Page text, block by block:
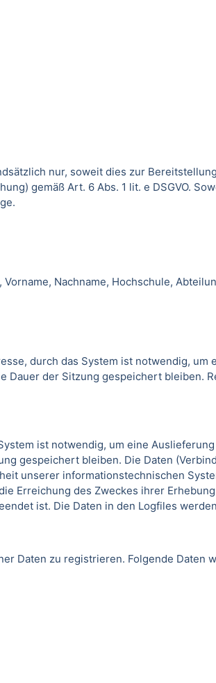
nur, soweit dies zur
gemäß Art. 6 Abs. 1 lit. e DSGVO.
Nachname, Hochschule,
durch das System ist notwendig,
der Sitzung gespeichert bleiben.
ist notwendig, um eine
gespeichert bleiben. Die Daten
unserer informationstechnischen
Erreichung des Zweckes ihrer
ist. Die Daten in den Logfiles
Daten zu registrieren. Folgende Daten